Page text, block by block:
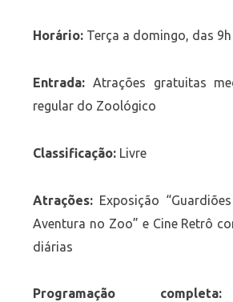
Horário:Terça a domingo, das 9h
Entrada:Atrações gratuitas
regular do Zoológico
Classificação:Livre
Atrações:Exposição
Aventura no Zoo” e Cine Retrô
diárias
Programação completa: